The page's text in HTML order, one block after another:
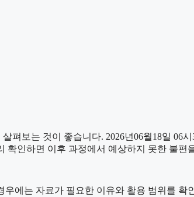
보는 것이 좋습니다. 2026년06월18일 06
확인하면 이후 과정에서 예상하지 못한 불편
에는 자료가 필요한 이유와 활용 범위를 확